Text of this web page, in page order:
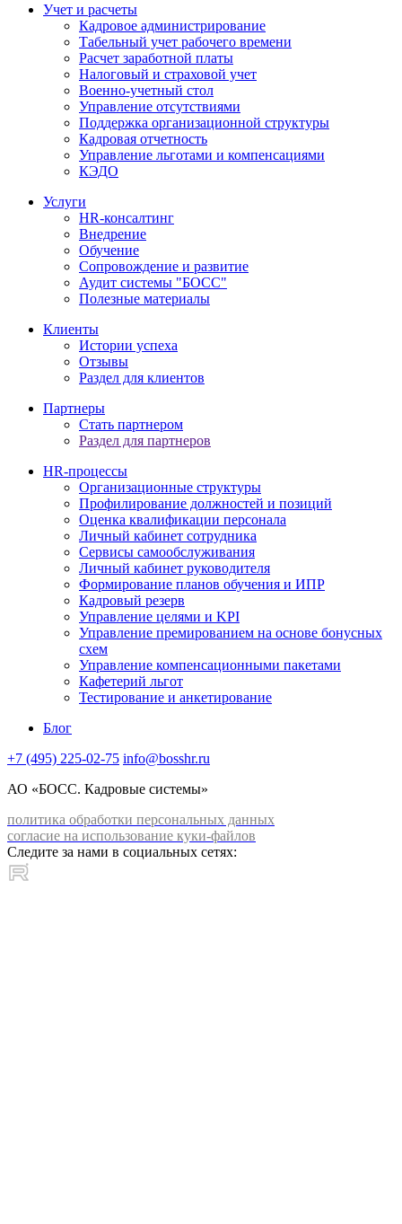
Учет и расчеты
Кадровое администрирование
Табельный учет рабочего времени
Расчет заработной платы
Налоговый и страховой учет
Военно-учетный стол
Управление отсутствиями
Поддержка организационной структуры
Кадровая отчетность
Управление льготами и компенсациями
КЭДО
Услуги
HR-консалтинг
Внедрение
Обучение
Сопровождение и развитие
Аудит системы "БОСС"
Полезные материалы
Клиенты
Истории успеха
Отзывы
Раздел для клиентов
Партнеры
Стать партнером
Раздел для партнеров
HR-процессы
Организационные структуры
Профилирование должностей и позиций
Оценка квалификации персонала
Личный кабинет сотрудника
Сервисы самообслуживания
Личный кабинет руководителя
Формирование планов обучения и ИПР
Кадровый резерв
Управление целями и KPI
Управление премированием на основе бонусных
схем
Управление компенсационными пакетами
Кафетерий льгот
Тестирование и анкетирование
Блог
+7 (495) 225-02-75 info@bosshr.ru
АО «БОСС. Кадровые системы»
политика обработки персональных данных
согласие на использование куки-файлов
Следите за нами в социальных сетях: